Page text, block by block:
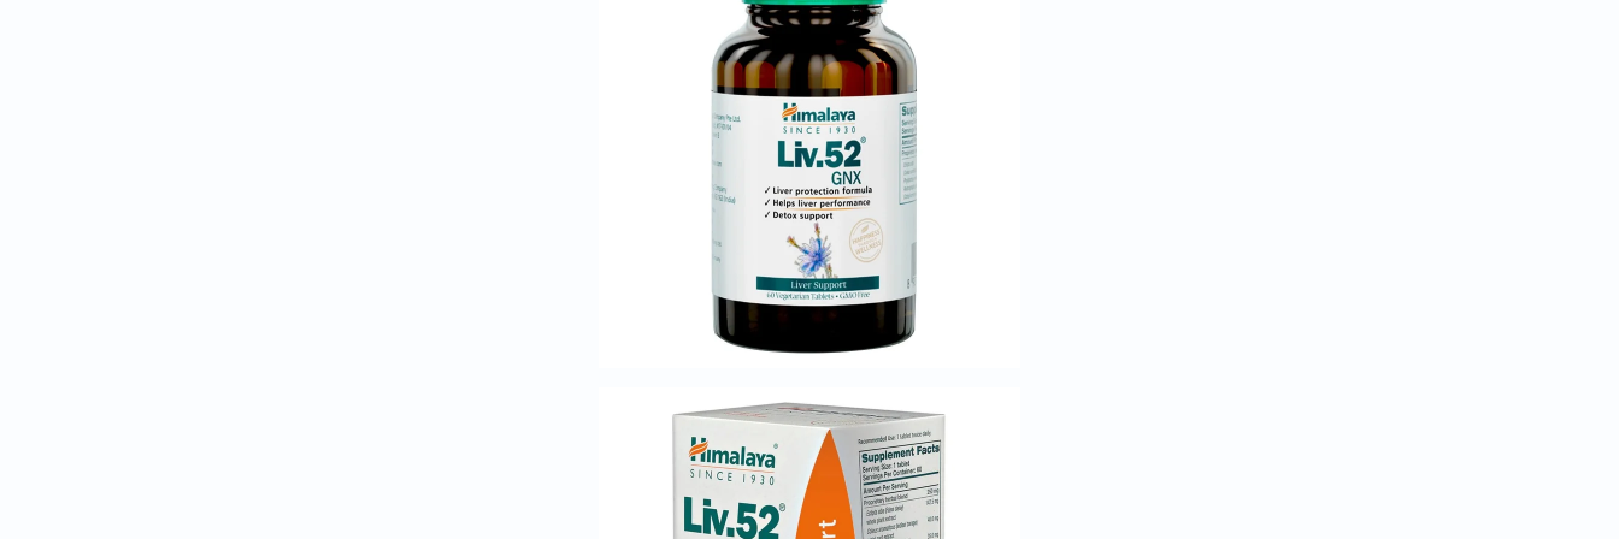
الفيتامينات
مالتي
فيتامين
فيتامين
أ
فيتامين
ب
فيتامين
ج
فيتامين
د
فيتامين
هـ
المعادن
المغنيسيوم
الحديد